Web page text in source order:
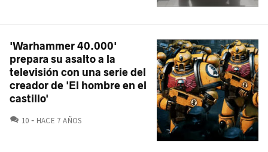
'Warhammer 40.000'
prepara su asalto a la
televisión con una serie del
creador de 'El hombre en el
castillo'
10 COMENTARIOS
HACE 7 AÑOS